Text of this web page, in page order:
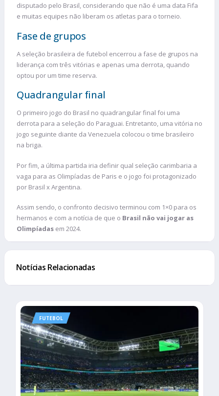
disputado pelo Brasil, considerando que não é uma data Fifa
e muitas equipes não liberam os atletas para o torneio.
Fase de grupos
A seleção brasileira de futebol encerrou a fase de grupos na
liderança com três vitórias e apenas uma derrota, quando
optou por um time reserva.
Quadrangular final
O primeiro jogo do Brasil no quadrangular final foi uma
derrota para a seleção do Paraguai. Entretanto, uma vitória no
jogo seguinte diante da Venezuela colocou o time brasileiro
na briga.
Por fim, a última partida iria definir qual seleção carimbaria a
vaga para as Olimpíadas de Paris e o jogo foi protagonizado
por Brasil x Argentina.
Assim sendo, o confronto decisivo terminou com 1×0 para os
hermanos e com a notícia de que o Brasil não vai jogar as
Olimpíadas em 2024.
Notícias Relacionadas
FUTEBOL